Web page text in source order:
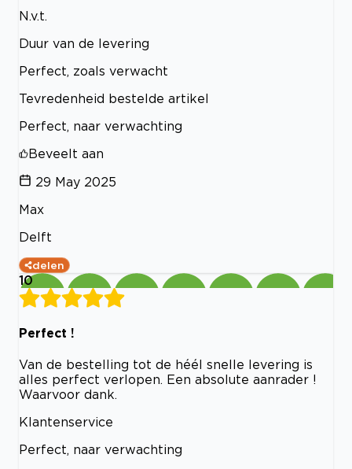
N.v.t.
Duur van de levering
Perfect, zoals verwacht
Tevredenheid bestelde artikel
Perfect, naar verwachting
Beveelt aan
29 May 2025
Max
Delft
delen
10
Perfect !
Van de bestelling tot de héél snelle levering is
alles perfect verlopen. Een absolute aanrader !
Waarvoor dank.
Klantenservice
Perfect, naar verwachting